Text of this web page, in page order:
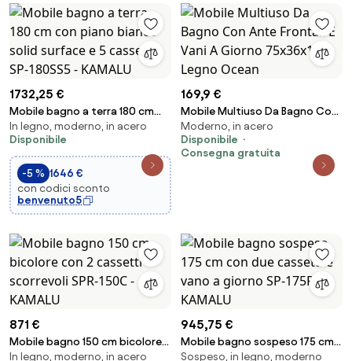
1732,25 €
Mobile bagno a terra 180 cm
con piano bianco solid surface
e 5 cassetti SP-180SS5 -
KAMALU
In legno, moderno, in acero
Disponibile
-5 % 1646 €
con codici sconto
benvenuto5
169,9 €
Mobile Multiuso Da Bagno Con
Ante Frontali E Vani A Giorno
75x36x160 Legno Ocean
Moderno, in acero
Disponibile
Consegna gratuita
871 €
Mobile bagno 150 cm bicolore
con 2 cassetti scorrevoli SPR-
In legno, moderno, in acero
945,75 €
Mobile bagno sospeso 175 cm
con due cassetti e vano a
Sospeso, in legno, moderno